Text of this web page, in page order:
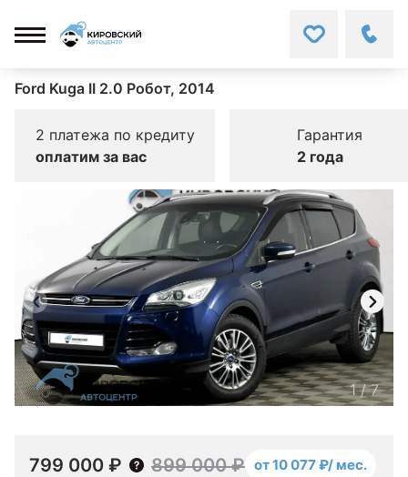
Ford Kuga II 2.0 Робот, 2014
2 платежа по кредиту
оплатим за вас
Гарантия
2 года
1/7
799 000 ₽ 899 000 ₽ от 10 077 ₽/ мес.